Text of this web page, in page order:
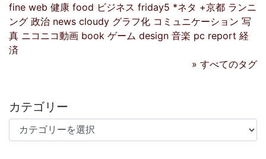
fine web 健康 food ビジネス friday5 *ネタ +京都 ランニ
ング 政治 news cloudy グラフ化 コミュニケーション 写
真 ニコニコ動画 book ゲーム design 音楽 pc report 経
済
» すべてのタグ
カテゴリー
カテゴリー